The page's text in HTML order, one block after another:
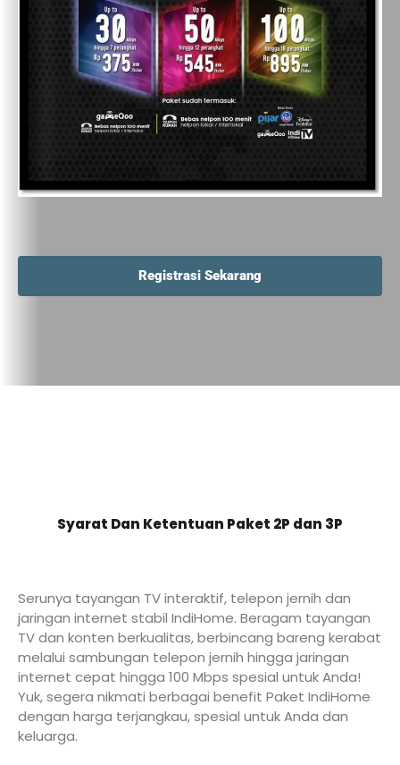
Registrasi Sekarang
Syarat Dan Ketentuan Paket 2P dan 3P
Serunya tayangan TV interaktif, telepon jernih dan
jaringan internet stabil IndiHome. Beragam tayangan
TV dan konten berkualitas, berbincang bareng kerabat
melalui sambungan telepon jernih hingga jaringan
internet cepat hingga 100 Mbps spesial untuk Anda!
Yuk, segera nikmati berbagai benefit Paket IndiHome
dengan harga terjangkau, spesial untuk Anda dan
keluarga.